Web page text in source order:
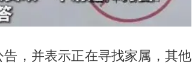
，并表示正在寻找家属，其他